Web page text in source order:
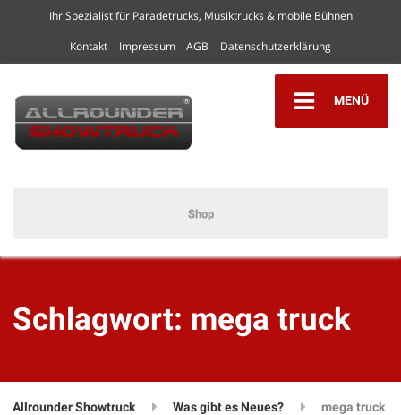
Ihr Spezialist für Paradetrucks, Musiktrucks & mobile Bühnen
Kontakt
Impressum AGB Datenschutzerklärung
MENÜ
Shop
Schlagwort: mega truck
Allrounder Showtruck Was gibt es Neues? mega truck